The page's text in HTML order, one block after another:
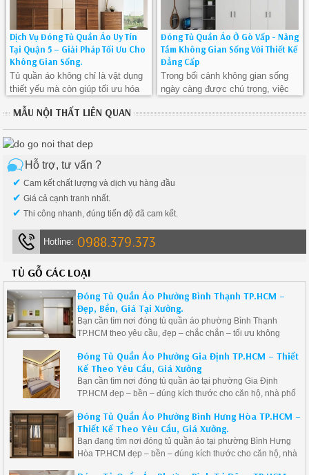
trở thành xu hướng lựa chọn
hàng đầu nhờ vào vẻ đẹp sang
trọng và độ bền cao. Đặc biệt, đối
với cư dân tại Quận 2, việc tìm
kiếm dịch vụ đóng tủ quần áo chất
liệu acrylic là giải pháp tuyệt vời
để nâng tầm không gian phòng
ngủ. Trong bài viết này, chúng tôi
sẽ chia sẻ lý do vì sao tủ quần áo
tại sao bạn nên chọn dịch vụ đóng
tủ quần áo chất liệu acrylic tại
Quận 2.
của khách hàng.
Dịch Vụ Đóng Tủ Quần Áo Uy Tín
Tại Quận 5 – Giải Pháp Tối Ưu Cho
Không Gian Sống.
Tủ quần áo không chỉ là vật dụng
thiết yếu mà còn giúp tối ưu hóa
thẩm mỹ cho ngôi nhà. Nếu bạn
cần một đơn vị đóng tủ quần áo
tại Quận 5 chuyên nghiệp, chất
tham khảo ngay dịch vụ từ những
xưởng sản xuất uy tín tại đây.
Đóng Tủ Quần Áo Ở Gò Vấp - Nâng
Tầm Không Gian Sống Với Thiết Kế
Đẳng Cấp
Trong bối cảnh không gian sống
ngày càng được chú trọng, việc
chỉ là một nhu cầu thiết yếu mà
còn là cách để bạn thể hiện phong
MẪU NỘI THẤT LIÊN QUAN
Hỗ trợ, tư vấn ?
✔ Cam kết chất lượng và dịch vụ hàng đầu
✔ Giá cả cạnh tranh nhất.
✔ Thi công nhanh, đúng tiến độ đã cam kết.
Hotline: 0988.379.373
TỦ GỖ CÁC LOẠI
Đóng Tủ Quần Áo Phường Bình Thạnh TP.HCM –
Đẹp, Bền, Giá Tại Xưởng.
Bạn cần tìm nơi đóng tủ quần áo phường Bình Thạnh
TP.HCM theo yêu cầu, đẹp – chắc chắn – tối ưu không
công nghiệp hiện đại, đa dạng mẫu mã, sản xuất trực tiếp
tại xưởng với giá tốt.
Đóng Tủ Quần Áo Phường Gia Định TP.HCM – Thiết
Kế Theo Yêu Cầu, Giá Xưởng
Bạn cần tìm nơi đóng tủ quần áo tại phường Gia Định
TP.HCM đẹp – bền – đúng kích thước cho căn hộ, nhà phố
công nghiệp tại Gia Định, thiết kế theo nhu cầu, tối ưu công
năng sử dụng, mang lại không gian sống tiện nghi và sang
trọng.
Đóng Tủ Quần Áo Phường Bình Hưng Hòa TP.HCM –
Thiết Kế Theo Yêu Cầu, Giá Xưởng.
Bạn đang tìm nơi đóng tủ quần áo tại phường Bình Hưng
Hòa TP.HCM đẹp – bền – đúng kích thước cho căn hộ, nhà